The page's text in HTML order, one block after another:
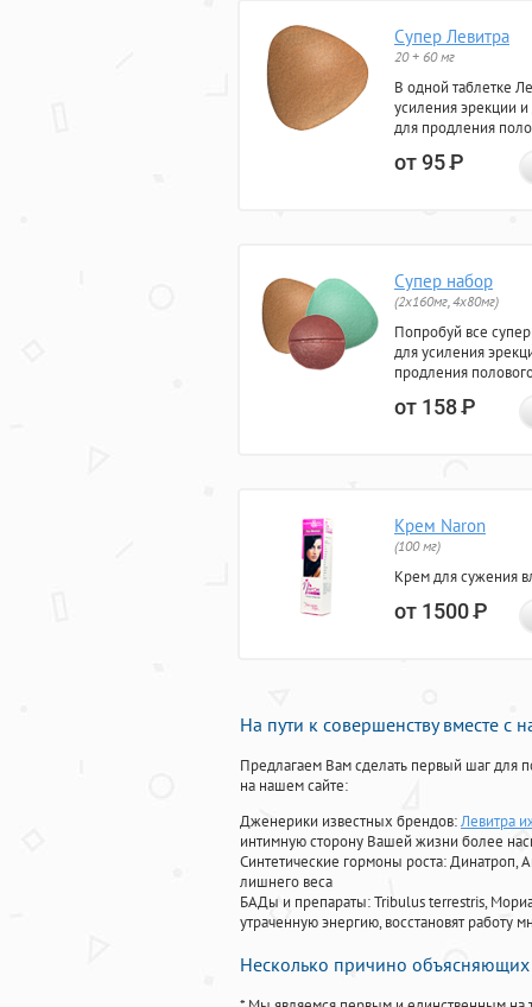
Супер Левитра
20 + 60 мг
В одной таблетке
усиления эрекции
для продления
от 95Р
Супер набор
(2х160мг, 4х80мг)
Попробуй все
для усиления
продления
от 158Р
Крем Naron
(100 мг)
Крем для сужения
от 1500Р
На пути к совершенству вместе с
Предлагаем Вам сделать первый шаг для
на нашем сайте:
Дженерики известных брендов:Левитра
интимную сторону Вашей жизни более
Синтетические гормоны роста: Динатроп,
лишнего веса
БАДы и препараты:Tribulus terrestris,
утраченную энергию, восстановят работу
Несколько причино